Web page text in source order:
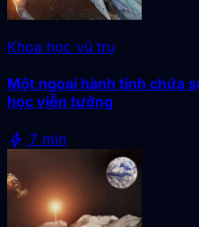
Khoa học vũ trụ
Một ngoại hành tinh chứa
học viễn tưởng
bolt 7 min